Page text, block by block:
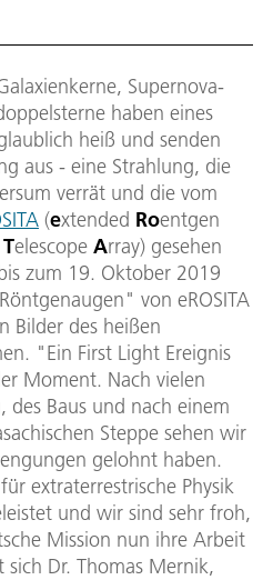
Supernova-
haben eines
heiß und senden
aus - eine Strahlung, die
verrät und die vom
(extended Roentgen
Telescope Array) gesehen
zum 19. Oktober 2019
von eROSITA
Bilder des heißen
"Ein First Light Ereignis
Moment. Nach vielen
des Baus und nach einem
Steppe sehen wir
gelohnt haben.
extraterrestrische Physik
und wir sind sehr froh,
Mission nun ihre Arbeit
Dr. Thomas Mernik,